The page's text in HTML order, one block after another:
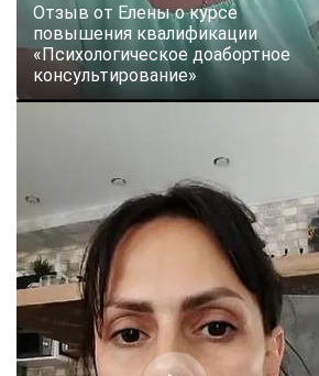
Отзыв от Елены о курсе
повышения квалификации
«Психологическое доабортное
консультирование»